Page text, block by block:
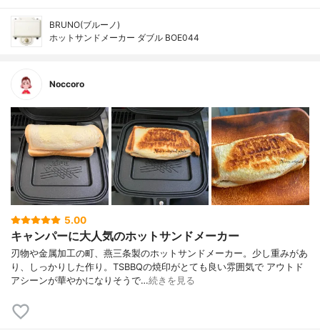
BRUNO(ブルーノ)
ホットサンドメーカー ダブル BOE044
Noccoro
5.00
キャンパーに大人気のホットサンドメーカー
刃物や金属加工の町、燕三条製のホットサンドメーカー。少し重みがあ
り、しっかりした作り。TSBBQの焼印がとても良い雰囲気で アウトド
アシーンが華やかになりそうで…続きを見る